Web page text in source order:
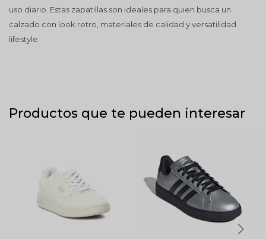
uso diario. Estas zapatillas son ideales para quien busca un
calzado con look retro, materiales de calidad y versatilidad
lifestyle.
Productos que te pueden interesar